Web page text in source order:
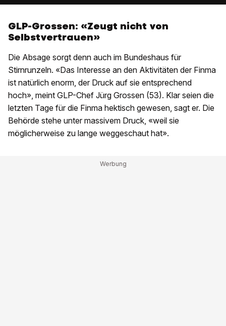
GLP-Grossen: «Zeugt nicht von
Selbstvertrauen»
Die Absage sorgt denn auch im Bundeshaus für
Stirnrunzeln. «Das Interesse an den Aktivitäten der Finma
ist natürlich enorm, der Druck auf sie entsprechend
hoch», meint GLP-Chef Jürg Grossen (53). Klar seien die
letzten Tage für die Finma hektisch gewesen, sagt er. Die
Behörde stehe unter massivem Druck, «weil sie
möglicherweise zu lange weggeschaut hat».